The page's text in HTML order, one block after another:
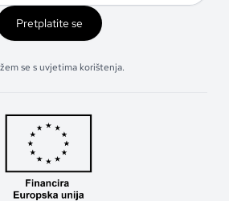
Pretplatite se
se s uvjetima korištenja.